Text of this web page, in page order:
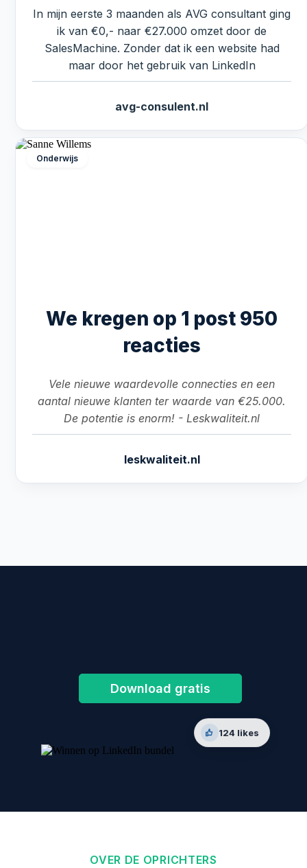
In mijn eerste 3 maanden als AVG consultant ging
ik van €0,- naar €27.000 omzet door de
SalesMachine. Zonder dat ik een website had
maar door het gebruik van LinkedIn
avg-consulent.nl
Onderwijs
We kregen op 1 post 950
reacties
Vele nieuwe waardevolle connecties en een
aantal nieuwe klanten ter waarde van €25.000.
De potentie is enorm! - Leskwaliteit.nl
leskwaliteit.nl
Download gratis
124 likes
OVER DE OPRICHTERS